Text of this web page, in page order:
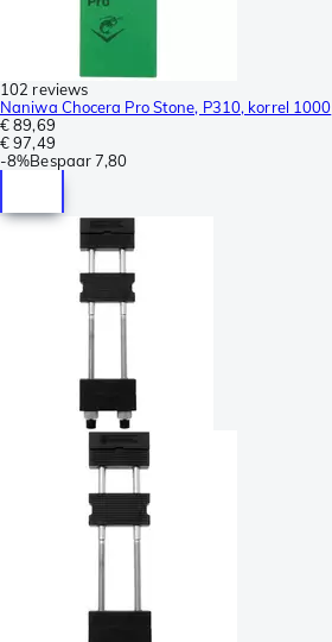
102 reviews
Naniwa Chocera Pro Stone, P310, korrel 1000
€ 89,69
€ 97,49
-8%Bespaar7,80